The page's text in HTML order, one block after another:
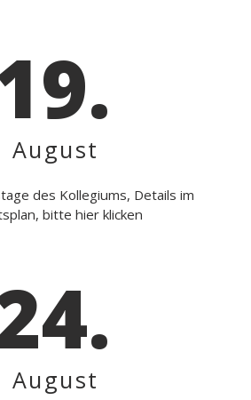
August
des Kollegiums, Details im
bitte hier klicken
August